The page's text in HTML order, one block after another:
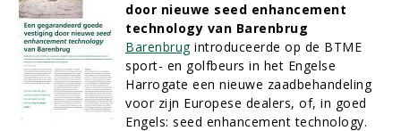
door nieuwe seed enhancement
technology van Barenbrug
Barenbrugintroduceerde op de BTME
sport- en golfbeurs in het Engelse
Harrogate een nieuwe zaadbehandeling
voor zijn Europese dealers, of, in goed
Engels: seed enhancement technology.